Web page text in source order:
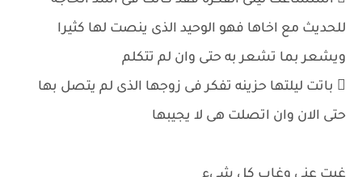
للحديث مع اخاها فهو الوحيد الذى ينصت لها كثيرا
ويشعر بما تشعر به حتى وان لم تتكلم
 باتت ليلتها حزينه تفكر فى زوجها الذى لم يتصل بها
حتى الان وان اتصلت هى لا يجيبها